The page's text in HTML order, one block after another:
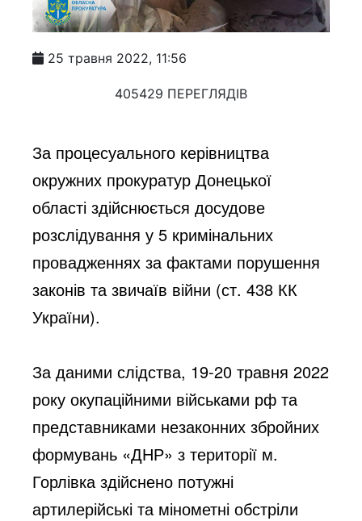
25 травня 2022, 11:56
405429 ПЕРЕГЛЯДІВ
За процесуального керівництва
окружних прокуратур Донецької
області здійснюється досудове
розслідування у 5 кримінальних
провадженнях за фактами порушення
законів та звичаїв війни (ст. 438 КК
України).
За даними слідства, 19-20 травня 2022
року окупаційними військами рф та
представниками незаконних збройних
формувань «ДНР» з території м.
Горлівка здійснено потужні
артилерійські та мінометні обстріли